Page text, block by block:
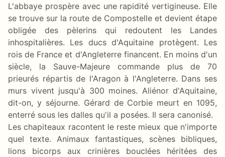
L'abbaye prospère avec une rapidité vertigineuse. Elle
se trouve sur la route de Compostelle et devient étape
obligée des pèlerins qui redoutent les Landes
inhospitalières. Les ducs d'Aquitaine protègent. Les
rois de France et d'Angleterre financent. En moins d'un
siècle, la Sauve-Majeure commande plus de 70
prieurés répartis de l'Aragon à l'Angleterre. Dans ses
murs vivent jusqu'à 300 moines. Aliénor d'Aquitaine,
dit-on, y séjourne. Gérard de Corbie meurt en 1095,
enterré sous les dalles qu'il a posées. Il sera canonisé.
Les chapiteaux racontent le reste mieux que n'importe
quel texte. Animaux fantastiques, scènes bibliques,
lions bicorps aux crinières bouclées héritées des